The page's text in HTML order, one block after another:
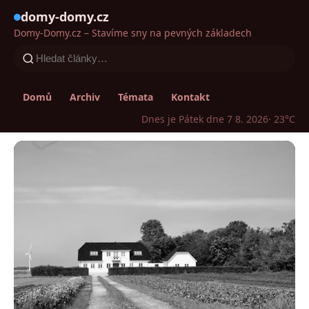
domy-domy.cz
Domy-Domy.cz – Stavíme sny na pevných základech
Domů Archiv Témata
Kontakt
Dnes je Pátek dne 7 8. 2026· 23°C